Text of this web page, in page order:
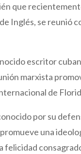
que
Inglés, se reunió
escritor
marxista
de
por su
una
felicidad